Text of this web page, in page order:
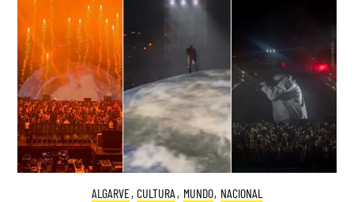
ALGARVE, CULTURA , MUNDO, NACIONAL